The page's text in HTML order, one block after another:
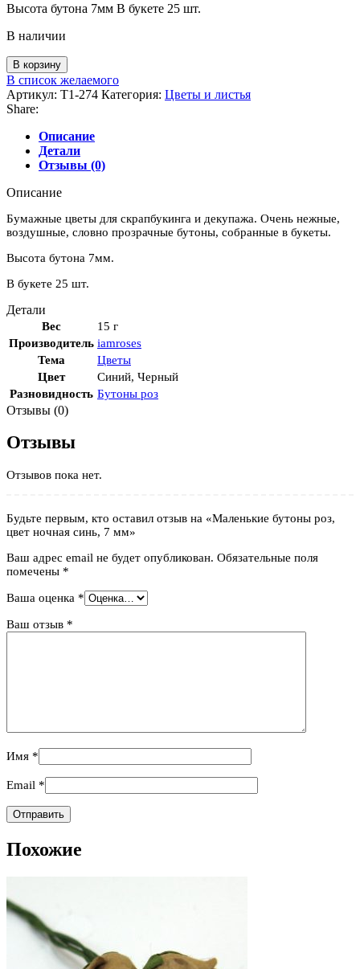
Высота бутона 7мм В букете 25 шт.
В наличии
Количество
товара
Маленькие
бутоны
цвет
ночная
синь,
мм
В корзину
В список желаемого
Артикул: T1-274 Категория: Цветы и листья
Share:
Описание
Детали
Отзывы (0)
Описание
Бумажные цветы для скрапбукинга и декупажа. Очень нежные,
воздушные, словно прозрачные бутоны, собранные в букеты.
Высота бутона 7мм.
В букете 25 шт.
Детали
Вес
15 г
Производитель iamroses
Тема
Цветы
Цвет
Синий, Черный
Разновидность Бутоны роз
Отзывы (0)
Отзывы
Отзывов пока нет.
Будьте первым, кто оставил отзыв на «Маленькие бутоны роз,
цвет ночная синь, 7 мм»
Ваш адрес email не будет опубликован. Обязательные поля
помечены *
Ваша оценка *
Ваш отзыв *
Имя *
Email *
Похожие